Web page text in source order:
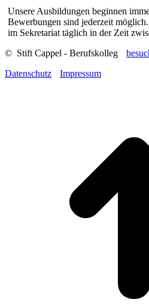
Unsere Ausbildungen beginnen
Bewerbungen sind jederzeit
im Sekretariat täglich in der Zeit
© Stift Cappel - Berufskolleg
Datenschutz
Impressum